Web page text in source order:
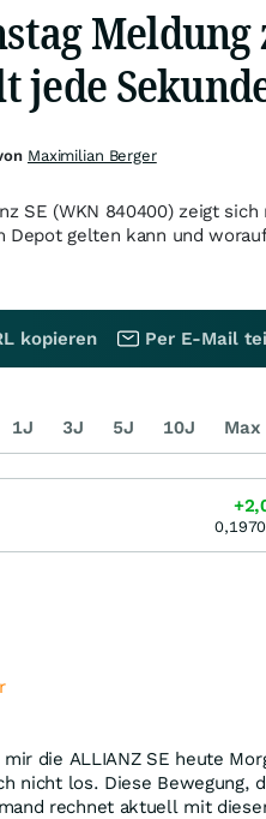
jede
SE (WKN 840400) zeigt
Depot gelten kann und
mir die ALLIANZ SE heute
nicht los. Diese Bewegung,
rechnet aktuell mit
Maximilian Berger
kopieren Per E-Mail
1J 3J 5J 10J Max
0,1970